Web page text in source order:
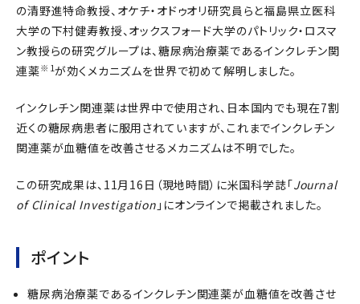
の清野進特命教授、オケチ・オドゥオリ研究員らと福島県立医科
大学の下村健寿教授、オックスフォード大学のパトリック・ロスマ
ン教授らの研究グループは、糖尿病治療薬であるインクレチン関
連薬※1が効くメカニズムを世界で初めて解明しました。
インクレチン関連薬は世界中で使用され、日本国内でも現在7割
近くの糖尿病患者に服用されていますが、これまでインクレチン
関連薬が血糖値を改善させるメカニズムは不明でした。
この研究成果は、11月16日（現地時間）に米国科学誌「Journal
of Clinical Investigation 」にオンラインで掲載されました。
ポイント
糖尿病治療薬であるインクレチン関連薬が血糖値を改善させ